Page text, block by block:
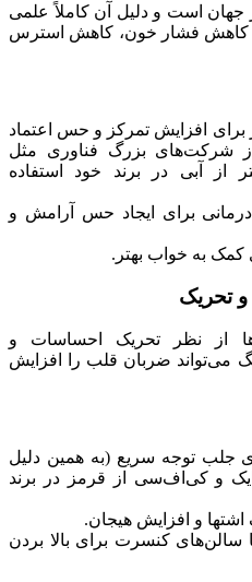
جهان است و دلیل آن کاملاً علمی
کاهش فشار خون، کاهش استرس
افزایش تمرکز و حس اعتماد
شرکت‌های بزرگ فناوری مثل
از آبی در برند خود استفاده
درمانی برای ایجاد حس آرامش و
کمک به خواب بهتر.
تحریک
از نظر تحریک احساسات و
می‌تواند ضربان قلب را افزایش
جلب توجه سریع (به همین دلیل
نایک و کی‌اف‌سی از قرمز در برند
و افزایش هیجان.
سالن‌های کنسرت برای بالا بردن